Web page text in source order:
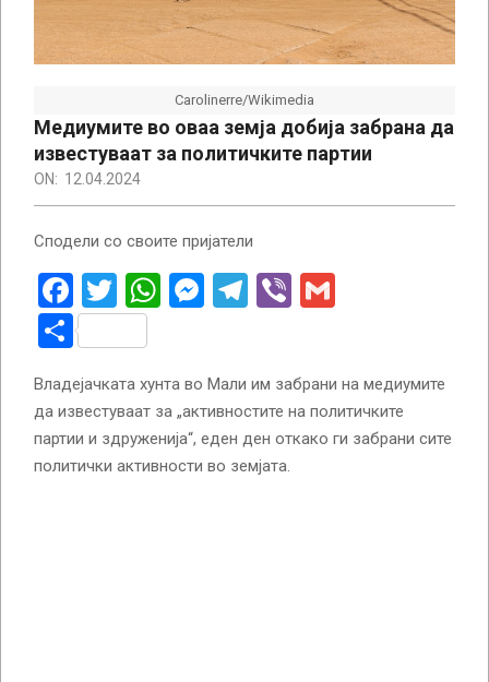
Carolinerre/Wikimedia
Медиумите во оваа земја добија забрана да
известуваат за политичките партии
ON: 12.04.2024
Сподели со своите пријатели
Facebook
Twitter
WhatsApp
Messenger
Telegram
Viber
Share
Владејачката хунта во Мали им забрани на медиумите
да известуваат за „активностите на политичките
партии и здруженија“, еден ден откако ги забрани сите
политички активности во земјата.